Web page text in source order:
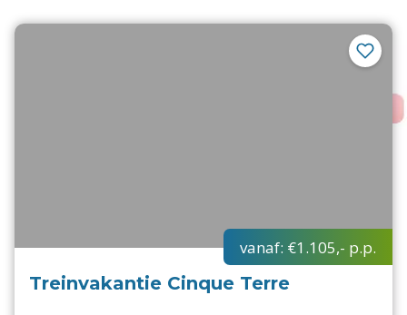
vanaf: €1.105,- p.p.
Treinvakantie Cinque Terre